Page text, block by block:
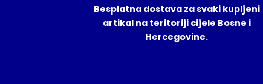
Besplatna dostava za svaki kupljeni
artikal na teritoriji cijele Bosne i
Hercegovine.